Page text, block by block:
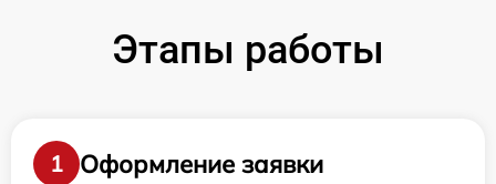
Этапы работы
1
Оформление заявки